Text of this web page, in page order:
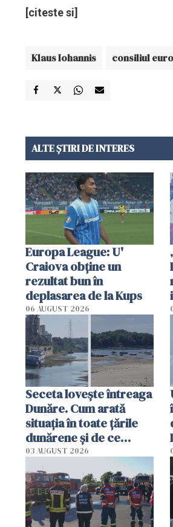
[citeste si]
Klaus Iohannis consiliul
ALTE ȘTIRI DE INTERES
Europa League: U'
Craiova obține un
rezultat bun în
deplasarea de la Kups
06 AUGUST 2026
Seceta lovește întreaga
Dunăre. Cum arată
situația în toate țările
dunărene și de ce
România resimte
efectele, deși a plouat
în iulie
03 AUGUST 2026